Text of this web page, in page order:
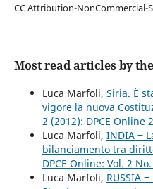
CC Attribution-NonCommercial-
Most read articles by
Luca Marfoli, Siria. È
vigore la nuova
2 (2012): DPCE Online
Luca Marfoli, INDIA ‒
bilanciamento tra
DPCE Online: Vol. 2
Luca Marfoli, RUSSIA